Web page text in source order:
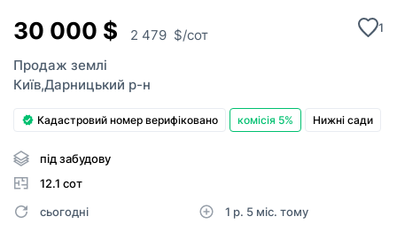
1
30 000 $
2 479 $/сот
Продаж землі
Київ,Дарницький р-н
Кадастровий номер верифіковано комісія 5% Нижні сади
під забудову
12.1 сот
сьогодні
1 р. 5 міс. тому